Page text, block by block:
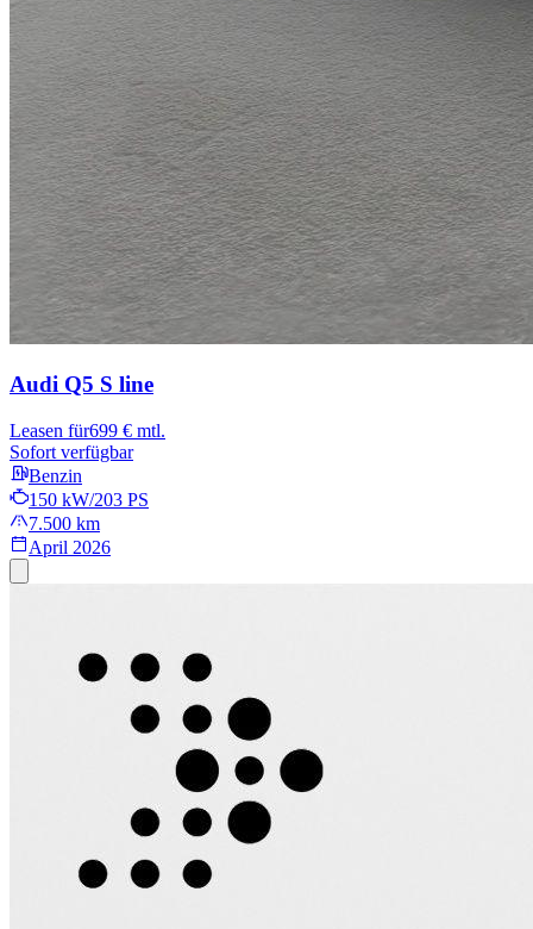
Audi Q5 S line
Leasen für699 € mtl.
Sofort verfügbar
Benzin
150 kW/203 PS
7.500 km
April 2026